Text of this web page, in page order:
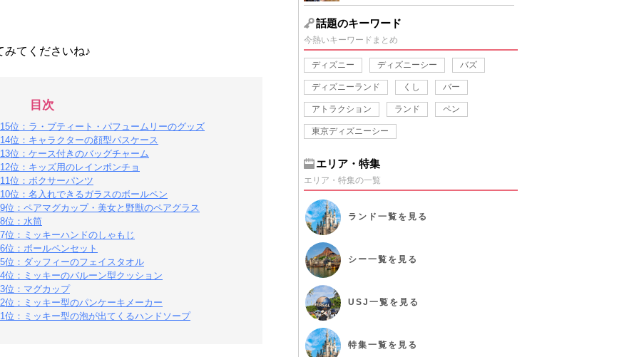
みてくださいね♪
目次
位：ラ・プティート・パフュームリーのグッズ
位：キャラクターの顔型パスケース
位：ケース付きのバッグチャーム
位：キッズ用のレインポンチョ
位：ボクサーパンツ
位：名入れできるガラスのボールペン
：ペアマグカップ・美女と野獣のペアグラス
位：水筒
：ミッキーハンドのしゃもじ
：ボールペンセット
位：ダッフィーのフェイスタオル
：ミッキーのバルーン型クッション
位：マグカップ
：ミッキー型のパンケーキメーカー
：ミッキー型の泡が出てくるハンドソープ
話題のキーワード
今熱いキーワードまとめ
ディズニー ディズニーシー バズ
ディズニーランド くし バー
アトラクション ランド ペン
東京ディズニーシー
エリア・特集
エリア・特集の一覧
ランド 一覧を見る
シー一覧を見る
USJ 一覧を見る
特集一覧を見る